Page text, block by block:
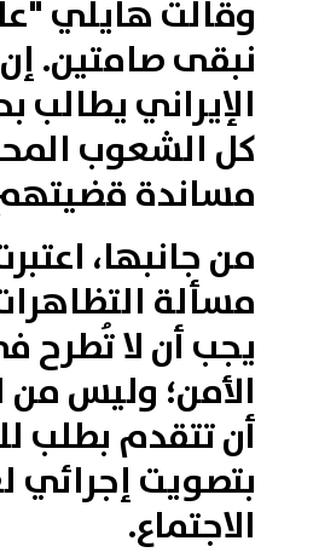
وقالت هايلي
نبقى صامتين.
الإيراني يطالب
كل الشعوب
مساندة
من جانبها،
مسألة
يجب أن لا
الأمن؛ وليس
أن تتقدم بطلب
بتصويت إجرائي
الاجتماع.